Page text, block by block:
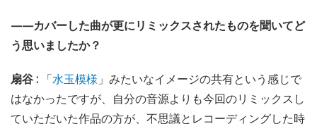
——カバーした曲が更にリミックスされたものを聞いてど
う思いましたか？
扇谷 : 「水玉模様 」みたいなイメージの共有という感じで
はなかったですが、自分の音源よりも今回のリミックスし
ていただいた作品の方が、不思議とレコーディングした時